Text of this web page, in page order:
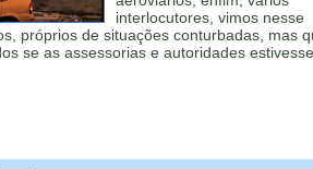
interlocutores, vimos nesse
próprios de situações conturbadas, mas
se as assessorias e autoridades